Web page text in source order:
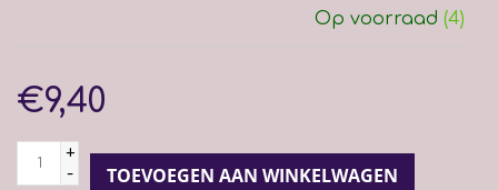
Op voorraad (4)
€9,40
+
-
TOEVOEGEN AAN WINKELWAGEN